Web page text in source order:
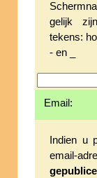
gelijk
tekens:
- en _
Email:
Indien u
email-